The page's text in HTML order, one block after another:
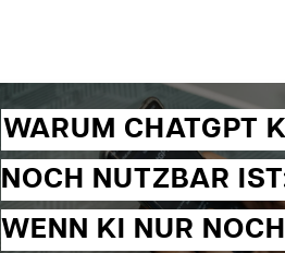
WARUM CHATGPT
NOCH NUTZBAR
WENN KI NUR NOCH